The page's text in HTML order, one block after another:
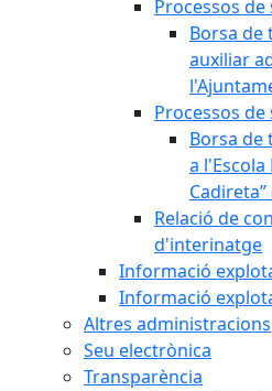
Processos de
Borsa de
auxiliar
Processos de
Borsa
a l'Escola
Relació de
d'interinatge
Informació
Informació
Altres administracions
Seu electrònica
Transparència